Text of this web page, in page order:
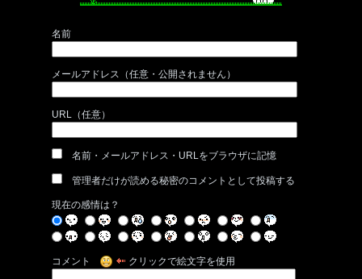
名前
メールアドレス（任意・公開されません）
URL（任意）
名前・メールアドレス・URLをブラウザに記憶
管理者だけが読める秘密のコメントとして投稿する
現在の感情は？
コメント クリックで絵文字を使用